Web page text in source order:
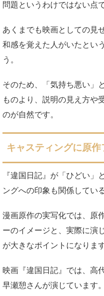
問題というわけではない点
あくまでも映画としての見
和感を覚えた人がいたとい
う。
そのため、「気持ち悪い」
ものより、説明の見え方や
のが自然です。
キャスティングに原
『違国日記』が「ひどい」
ングへの印象も関係してい
漫画原作の実写化では、原
ーのイメージと、実際に演
が大きなポイントになります
映画『違国日記』では、高
早瀬憩さんが演じています。